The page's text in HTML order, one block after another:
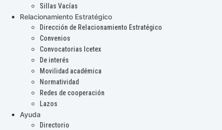
Sillas Vacías
Relacionamiento Estratégico
Dirección de Relacionamiento Estratégico
Convenios
Convocatorias Icetex
De interés
Movilidad académica
Normatividad
Redes de cooperación
Lazos
Ayuda
Directorio